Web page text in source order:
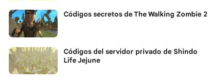
Códigos secretos de The Walking Zombie 2
Códigos del servidor privado de Shindo
Life Jejune